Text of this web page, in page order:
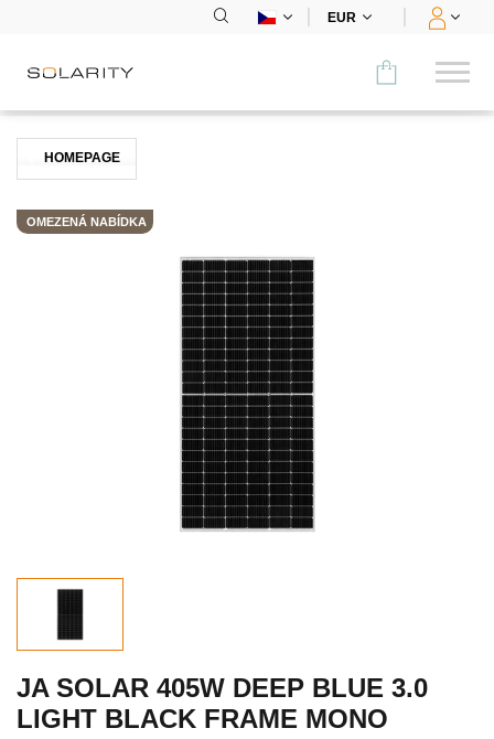
EUR
MENU
UŽIVATELSKÉ MENU
Menu
HOMEPAGE
JA SOLAR 405W DEEP BLUE 3.0
LIGHT BLACK FRAME MONO
OMEZENÁ NABÍDKA